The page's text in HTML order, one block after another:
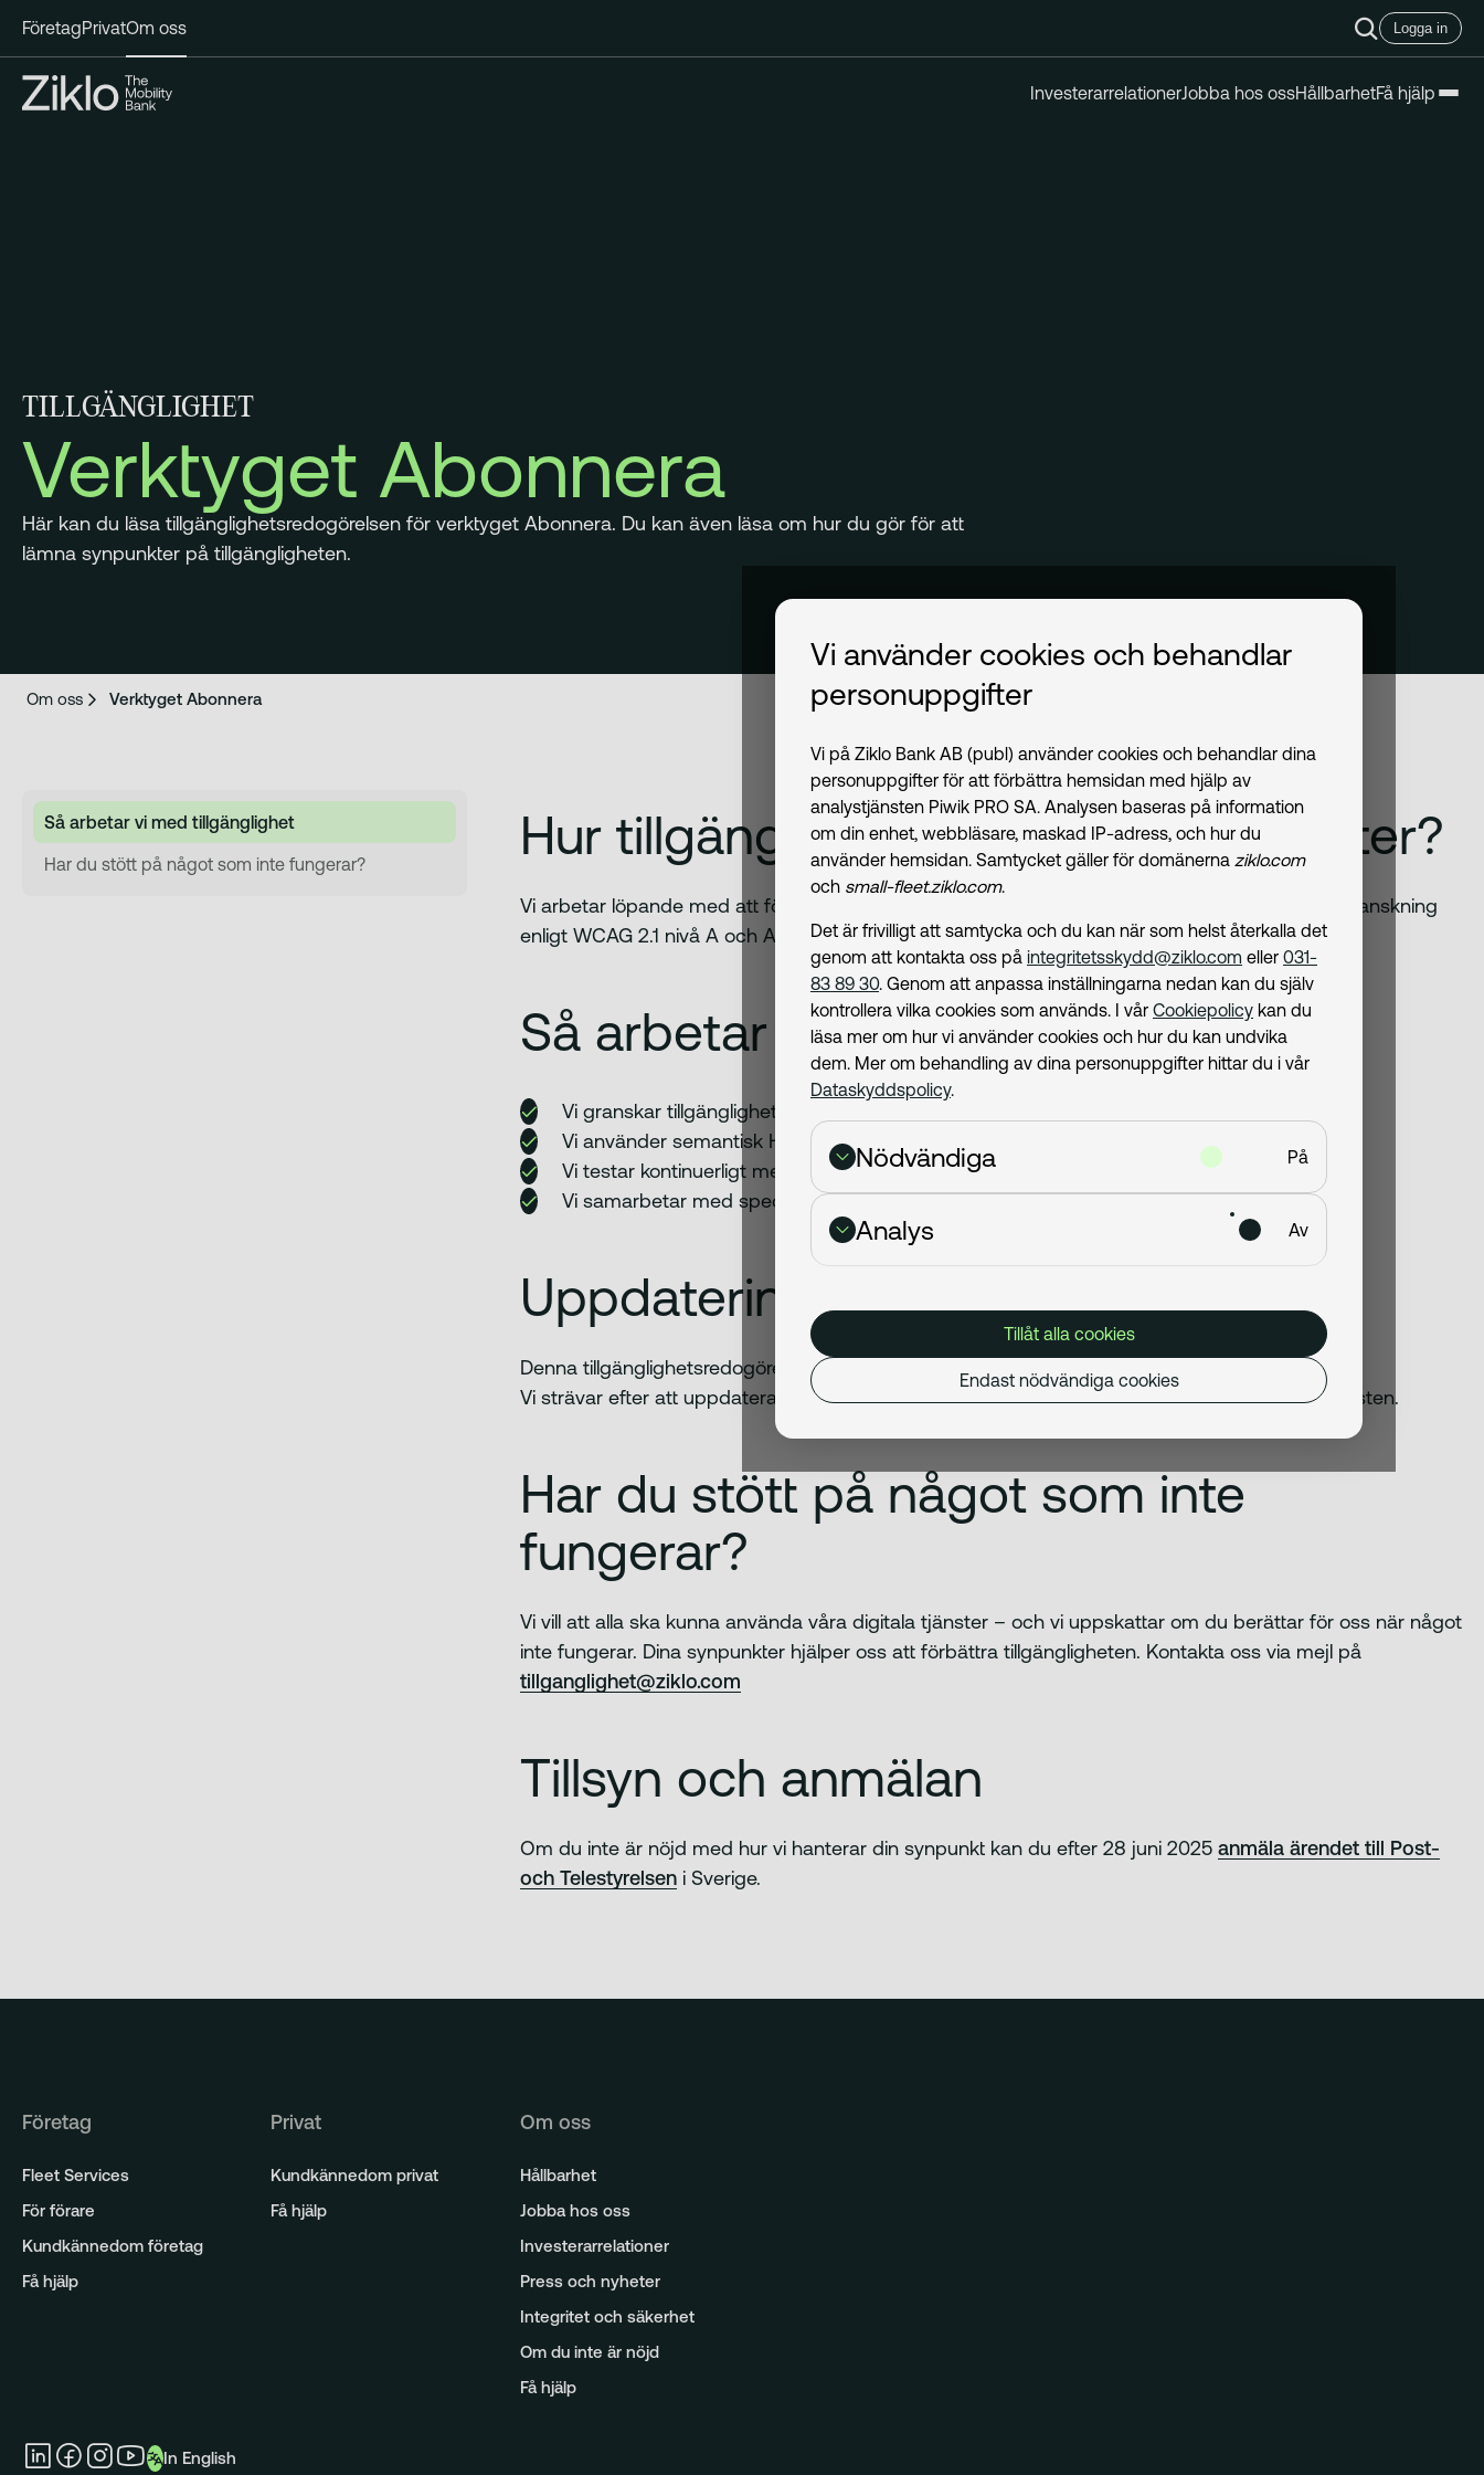
FöretagPrivatOm oss Logga in
InvesterarrelationerJobba hos ossHållbarhetFå hjälp
TILLGÄNGLIGHET
Verktyget Abonnera
Här kan du läsa tillgänglighetsredogörelsen för verktyget Abonnera. Du kan även läsa om hur du gör för att
lämna synpunkter på tillgängligheten.
Om oss Verktyget Abonnera
Så arbetar vi med tillgänglighet
Har du stött på något som inte fungerar? Hur tillgängliga är våra digitala tjänster?
Vi arbetar löpande med att förbättra våra digitala tjänster. Vi har gjort en intern tillgänglighetsgranskning
enligt WCAG 2.1 nivå A och AA. Denna redogörelse gäller vår applikation "Abonnera".
Så arbetar vi med tillgänglighet
Vi granskar tillgänglighet i design, utveckling och test
Vi använder semantisk HTML och ARIA i våra komponenter
Vi testar kontinuerligt med skärmläsare och tangentbord
Vi samarbetar med specialister och utbildar våra team
Uppdateringar
Denna tillgänglighetsredogörelse uppdaterades senast: 2025-06-18
Vi strävar efter att uppdatera redogörelsen minst en gång per år eller vid större ändringar i tjänsten.
Har du stött på något som inte
fungerar?
Vi vill att alla ska kunna använda våra digitala tjänster – och vi uppskattar om du berättar för oss när något
inte fungerar. Dina synpunkter hjälper oss att förbättra tillgängligheten. Kontakta oss via mejl på
tillganglighet@ziklo.com
Tillsyn och anmälan
Om du inte är nöjd med hur vi hanterar din synpunkt kan du efter 28 juni 2025 anmäla ärendet till Post-
och Telestyrelseni Sverige.
Företag
Fleet Services
För förare
Kundkännedom företag
Få hjälp
Privat
Kundkännedom privat
Få hjälp
Om oss
Hållbarhet
Jobba hos oss
Investerarrelationer
Press och nyheter
Integritet och säkerhet
Om du inte är nöjd
Få hjälp
In English
Vi använder cookies och behandlar
personuppgifter
Vi på Ziklo Bank AB (publ) använder cookies och behandlar dina
personuppgifter för att förbättra hemsidan med hjälp av
analystjänsten Piwik PRO SA. Analysen baseras på information
om din enhet, webbläsare, maskad IP-adress, och hur du
använder hemsidan. Samtycket gäller för domänerna ziklo.com
och small-fleet.ziklo.com.
Det är frivilligt att samtycka och du kan när som helst återkalla det
genom att kontakta oss på integritetsskydd@ziklo.com eller 031-
83 89 30. Genom att anpassa inställningarna nedan kan du själv
kontrollera vilka cookies som används. I vår Cookiepolicy kan du
läsa mer om hur vi använder cookies och hur du kan undvika
dem. Mer om behandling av dina personuppgifter hittar du i vår
Dataskyddspolicy.
Nödvändiga På
Analys Av
Tillåt alla cookies
Endast nödvändiga cookies